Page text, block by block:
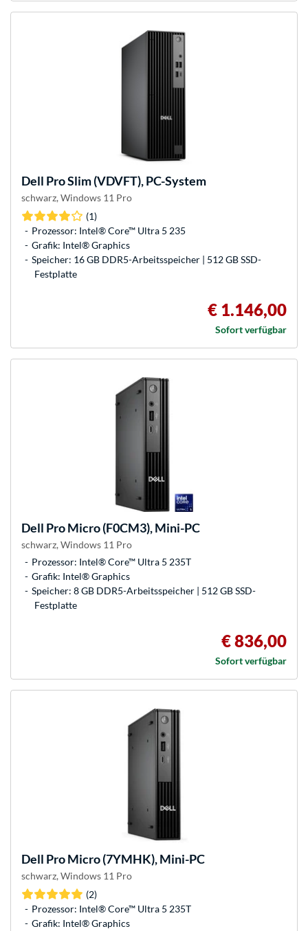
Dell Pro Slim (VDVFT), PC-System
schwarz, Windows 11 Pro
(1)
Prozessor: Intel® Core™ Ultra 5 235
Grafik: Intel® Graphics
Speicher: 16 GB DDR5-Arbeitsspeicher | 512 GB SSD-
Festplatte
€ 1.146,00
Sofort verfügbar
Dell Pro Micro (F0CM3), Mini-PC
schwarz, Windows 11 Pro
Prozessor: Intel® Core™ Ultra 5 235T
Grafik: Intel® Graphics
Speicher: 8 GB DDR5-Arbeitsspeicher | 512 GB SSD-
Festplatte
€ 836,00
Sofort verfügbar
Dell Pro Micro (7YMHK), Mini-PC
schwarz, Windows 11 Pro
(2)
Prozessor: Intel® Core™ Ultra 5 235T
Grafik: Intel® Graphics